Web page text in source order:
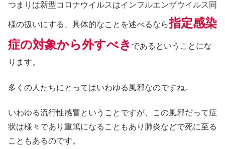
つまりは新型コロナウイルスはインフルエンザウイルス同
様の扱いにする、具体的なことを述べるなら指定感染
症の対象から外すべき であるということにな
ります。
多くの人たちにとってはいわゆる風邪なのですね。
いわゆる流行性感冒ということですが、この風邪だって症
状は様々であり重篤になることもあり肺炎などで死に至る
こともあるのです。